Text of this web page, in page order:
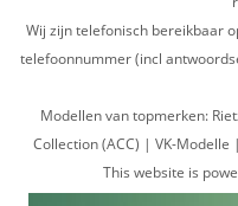
Wij zijn telefonisch bereikbaar
telefoonnummer (incl
Modellen van topmerken:
Collection (ACC) | VK-
This website is